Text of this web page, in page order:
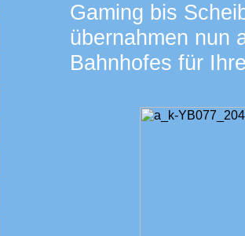
Gaming bis
übernahmen nun
Bahnhofes für